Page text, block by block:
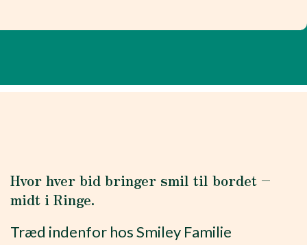
Hvor hver bid bringer smil til bordet –
midt i Ringe.
Træd indenfor hos Smiley Familie